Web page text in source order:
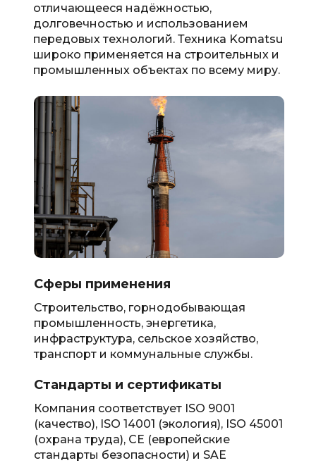
отличающееся надёжностью,
долговечностью и использованием
передовых технологий. Техника Komatsu
широко применяется на строительных и
промышленных объектах по всему миру.
Строительство, горнодобывающая
промышленность, энергетика,
инфраструктура, сельское хозяйство,
транспорт и коммунальные службы.
Сферы применения
Компания соответствует ISO 9001
(качество), ISO 14001 (экология), ISO 45001
(охрана труда), CE (европейские
стандарты безопасности) и SAE
Стандарты и сертификаты